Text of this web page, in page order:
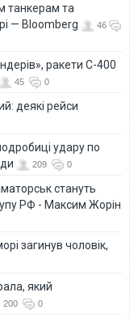
танкерам та
— Bloomberg
46
ракети С-400
45 0
деякі рейси
удару по
209 0
стануть
РФ - Максим Жорін
загинув чоловік,
який
200 0